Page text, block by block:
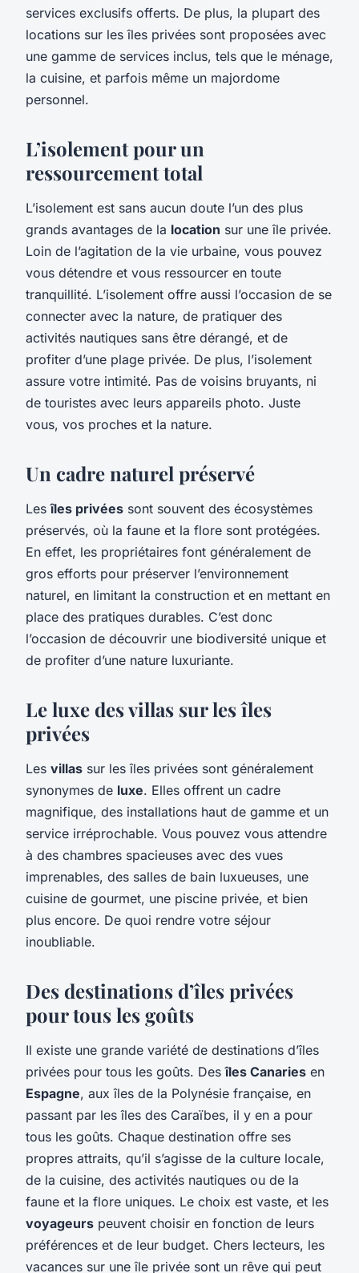
services exclusifs offerts. De plus, la plupart des
locations sur les îles privées sont proposées avec
une gamme de services inclus, tels que le ménage,
la cuisine, et parfois même un majordome
personnel.
L’isolement pour un
ressourcement total
L’isolement est sans aucun doute l’un des plus
grands avantages de la location sur une île privée.
Loin de l’agitation de la vie urbaine, vous pouvez
vous détendre et vous ressourcer en toute
tranquillité. L’isolement offre aussi l’occasion de se
connecter avec la nature, de pratiquer des
activités nautiques sans être dérangé, et de
profiter d’une plage privée. De plus, l’isolement
assure votre intimité. Pas de voisins bruyants, ni
de touristes avec leurs appareils photo. Juste
vous, vos proches et la nature.
Un cadre naturel préservé
Lesîles privées sont souvent des écosystèmes
préservés, où la faune et la flore sont protégées.
En effet, les propriétaires font généralement de
gros efforts pour préserver l’environnement
naturel, en limitant la construction et en mettant en
place des pratiques durables. C’est donc
l’occasion de découvrir une biodiversité unique et
de profiter d’une nature luxuriante.
Le luxe des villas sur les îles
privées
Les villas sur les îles privées sont généralement
synonymes de luxe. Elles offrent un cadre
magnifique, des installations haut de gamme et un
service irréprochable. Vous pouvez vous attendre
à des chambres spacieuses avec des vues
imprenables, des salles de bain luxueuses, une
cuisine de gourmet, une piscine privée, et bien
plus encore. De quoi rendre votre séjour
inoubliable.
Des destinations d’îles privées
pour tous les goûts
Il existe une grande variété de destinations d’îles
privées pour tous les goûts. Desîles Canaries en
Espagne, aux îles de la Polynésie française, en
passant par les îles des Caraïbes, il y en a pour
tous les goûts. Chaque destination offre ses
propres attraits, qu’il s’agisse de la culture locale,
de la cuisine, des activités nautiques ou de la
faune et la flore uniques. Le choix est vaste, et les
voyageurs peuvent choisir en fonction de leurs
préférences et de leur budget. Chers lecteurs, les
vacances sur une île privée sont un rêve qui peut